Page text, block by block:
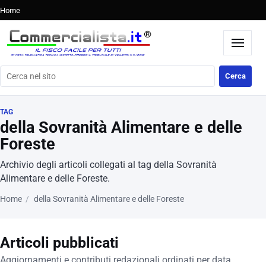
Home
Cerca nel sito Cerca
TAG
della Sovranità Alimentare e delle
Foreste
Archivio degli articoli collegati al tag della Sovranità
Alimentare e delle Foreste.
Home della Sovranità Alimentare e delle Foreste
Articoli pubblicati